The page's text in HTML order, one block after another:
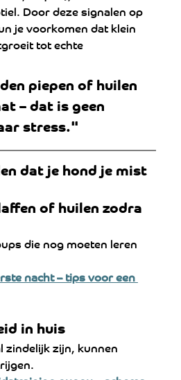
Door deze signalen op
je voorkomen dat klein
tot echte
piepen of huilen
– dat is geen
stress."
dat je hond je mist
of huilen zodra
die nog moeten leren
nacht – tips voor een
in huis
zindelijk zijn, kunnen